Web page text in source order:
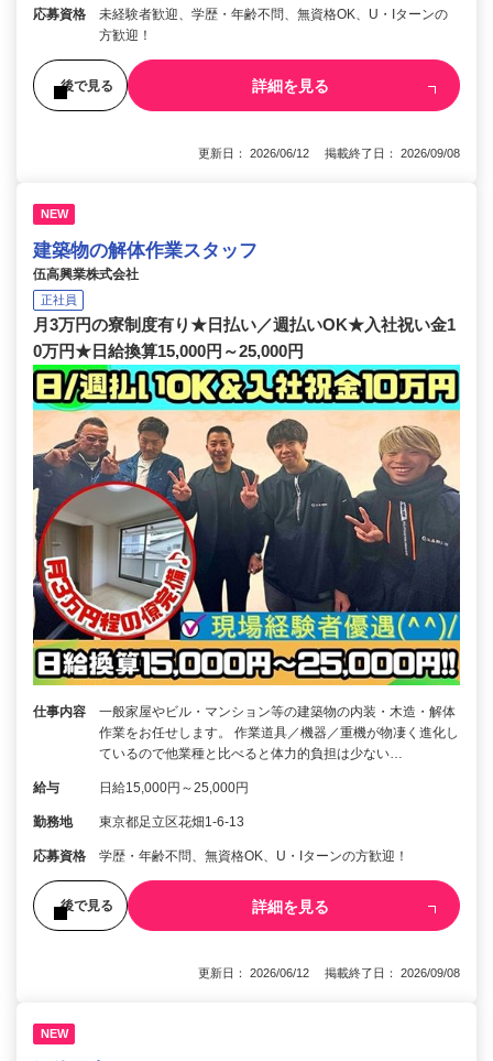
応募資格
未経験者歓迎、学歴・年齢不問、無資格OK、U・Iターンの
方歓迎！
後で見る 詳細を見る
更新日： 2026/06/12 掲載終了日： 2026/09/08
NEW
建築物の解体作業スタッフ
伍高興業株式会社
正社員
月3万円の寮制度有り★日払い／週払いOK★入社祝い金1
0万円★日給換算15,000円～25,000円
仕事内容
一般家屋やビル・マンション等の建築物の内装・木造・解体
作業をお任せします。 作業道具／機器／重機が物凄く進化し
ているので他業種と比べると体力的負担は少ない…
給与 日給15,000円～25,000円
勤務地 東京都足立区花畑1-6-13
応募資格 学歴・年齢不問、無資格OK、U・Iターンの方歓迎！
後で見る 詳細を見る
更新日： 2026/06/12 掲載終了日： 2026/09/08
NEW